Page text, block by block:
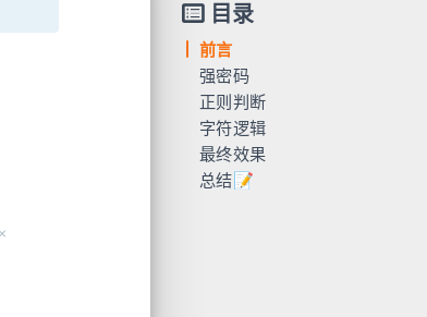
目录
前言
强密码
正则判断
为什么用正则
匹配数字
匹配英文
字符逻辑
连续字符判断
重复字符判断
最终效果
在线演示
总结📝